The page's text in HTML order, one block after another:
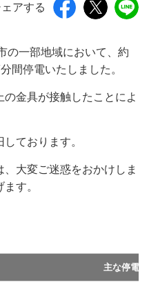
アする
の一部地域において、約
間停電いたしました。
金具が接触したことによ
ております。
大変ご迷惑をおかけしま
す。
主な停電